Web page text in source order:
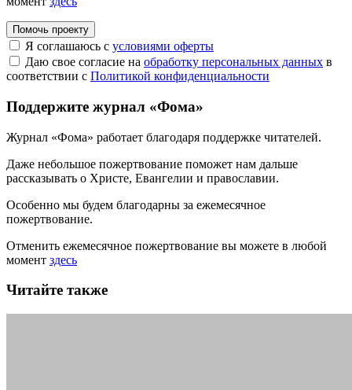
Помочь проекту
Я соглашаюсь с условиями оферты
Даю свое согласие на обработку персональных данных в
соответствии с Политикой конфиденциальности
Поддержите журнал «Фома»
Журнал «Фома» работает благодаря поддержке читателей.
Даже небольшое пожертвование поможет нам дальше
рассказывать о Христе, Евангелии и православии.
Особенно мы будем благодарны за ежемесячное
пожертвование.
Отменить ежемесячное пожертвование вы можете в любой
момент здесь
Читайте также